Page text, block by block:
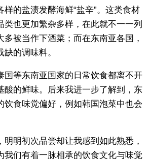
样的盐渍发酵海鲜“盐辛”。这类食材
类也更加繁杂多样，在此就不一一列
被当作下酒菜；而在东南亚各国，
的调味料。
国等东南亚国家的日常饮食都离不开
酸的鲜味。后来我进一步了解到，东
饮食味觉偏好，例如韩国泡菜中也会
明初次品尝却让我感到如此熟悉，
我们有着一脉相承的饮食文化与味觉